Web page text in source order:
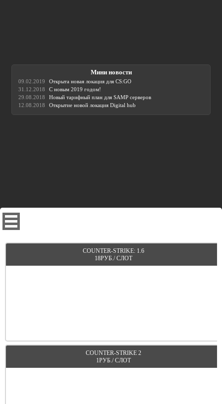
Мини новости
09.02.2019
Открыта новая локация для CS:GO
31.12.2018
С новым 2019 годом!
29.08.2018
Новый тарифный план для SAMP серверов
12.08.2018
Открытие новой локация Digital hub
COUNTER-STRIKE: 1.6
18РУБ./ СЛОТ
COUNTER-STRIKE 2
1РУБ./ СЛОТ